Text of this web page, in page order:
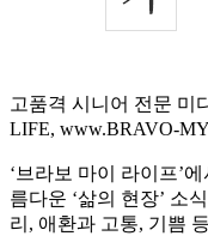
고품격 시니어 전문 미
LIFE, www.BRAVO-
‘브라보 마이 라이프’
름다운 ‘삶의 현장’ 소
리, 애환과 고통, 기쁨